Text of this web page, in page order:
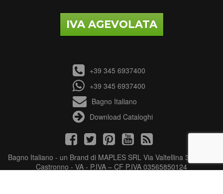
IVA AGEVOLATA
+39 345 6937400
+39 345 6937400
Bagno Italiano
Download Cataloghi
Bagno Italiano - un Brand di MAPLES SRL Via Valtellina 3 - 21040
Castronno - VA - P.IVA – CF P.IVA 03565850124